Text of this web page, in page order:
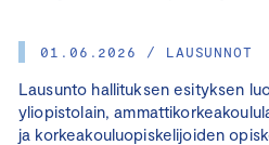
01.06.2026 / LAUSUNNOT
Lausunto hallituksen esityksen
yliopistolain,
ja korkeakouluopiskelijoiden